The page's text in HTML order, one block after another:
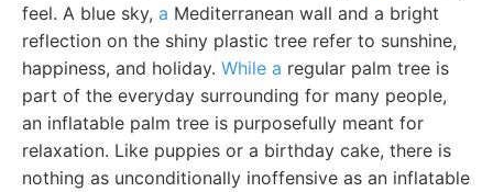
feel. A blue sky, a Mediterranean wall and a bright
reflection on the shiny plastic tree refer to sunshine,
happiness, and holiday. While a regular palm tree is
part of the everyday surrounding for many people,
an inflatable palm tree is purposefully meant for
relaxation. Like puppies or a birthday cake, there is
nothing as unconditionally inoffensive as an inflatable